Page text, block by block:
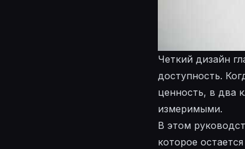
Четкий дизайн
доступность.
ценность, в два
измеримыми.
В этом
которое